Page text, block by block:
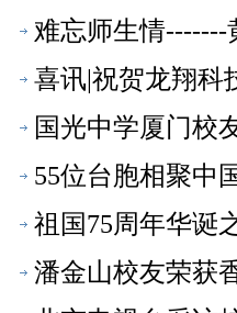
难忘师生情
喜讯|祝贺龙翔科
国光中学厦门校
55位台胞相聚中
祖国75周年华诞
潘金山校友荣获